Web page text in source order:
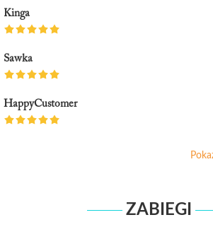
Kinga
Sawka
HappyCustomer
ZABIEGI